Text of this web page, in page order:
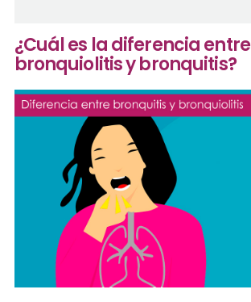
¿Cuál es la diferencia entre
bronquiolitis y bronquitis?